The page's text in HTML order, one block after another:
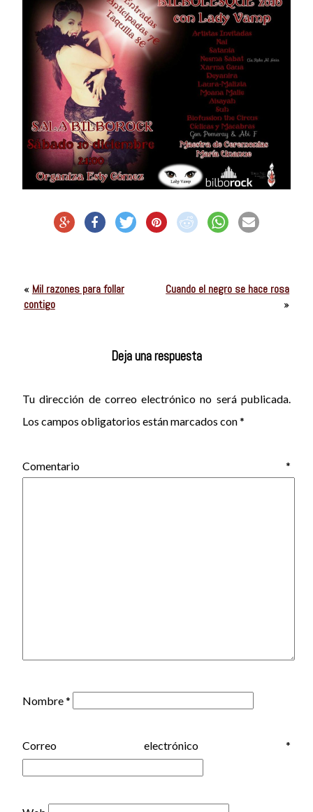
« Mil razones para follar
contigo
Cuando el negro se hace rosa
»
Deja una respuesta
Tu dirección de correo electrónico no será publicada.
Los campos obligatorios están marcados con*
Comentario *
Nombre*
Correo electrónico *